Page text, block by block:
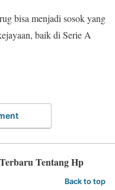
bisa menjadi sosok yang
baik di Serie A
Tentang Hp
Back to top